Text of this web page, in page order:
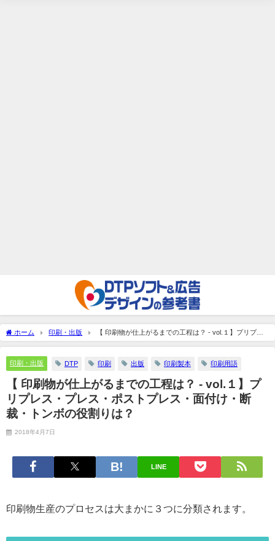
ホーム 印刷・出版
【 印刷物が仕上がるまでの工程は？ - vol.１】プリプレ
ス・プレス・ポストプレス・面付け・断裁・トンボの役割りは？
印刷・出版 DTP 印刷 出版 印刷製本 印刷用語
【 印刷物が仕上がるまでの工程は？ - vol.１】プ
リプレス・プレス・ポストプレス・面付け・断
裁・トンボの役割りは？
2018年4月7日
LINE
印刷物生産のプロセスは大まかに３つに分類されます。